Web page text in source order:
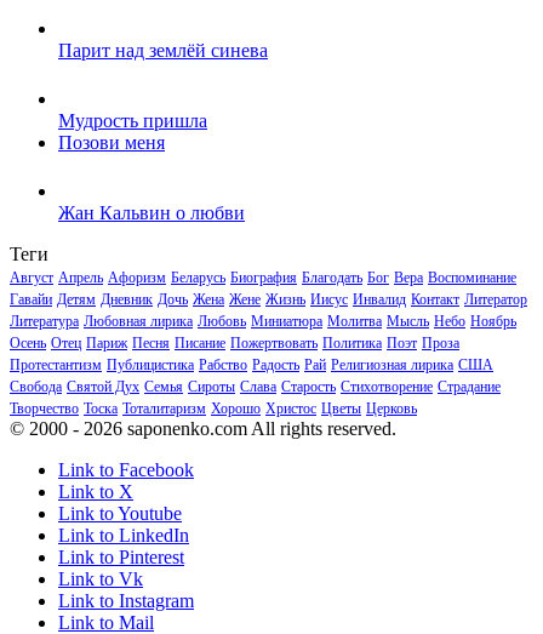
Парит над землёй синева
Мудрость пришла
Позови меня
Жан Кальвин о любви
Теги
Август Апрель Афоризм Беларусь Биография Благодать Бог Вера Воспоминание
Гавайи Детям Дневник Дочь Жена Жене Жизнь Иисус Инвалид Контакт Литератор
Литература Любовная лирика Любовь Миниатюра Молитва Мысль Небо Ноябрь
Осень Отец Париж Песня Писание Пожертвовать Политика Поэт Проза
Протестантизм Публицистика Рабство Радость Рай Религиозная лирика США
Свобода Святой Дух Семья Сироты Слава Старость Стихотворение Страдание
Творчество Тоска Тоталитаризм Хорошо Христос Цветы Церковь
© 2000 - 2026 saponenko.com All rights reserved.
Link to Facebook
Link to X
Link to Youtube
Link to LinkedIn
Link to Pinterest
Link to Vk
Link to Instagram
Link to Mail